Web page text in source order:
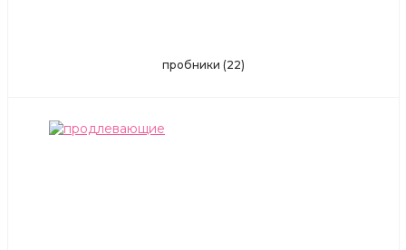
пробники (22)